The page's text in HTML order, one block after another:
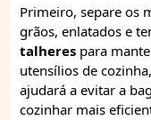
Primeiro, separe os
grãos, enlatados e
talheres para
utensílios de
ajudará a evitar a
cozinhar mais